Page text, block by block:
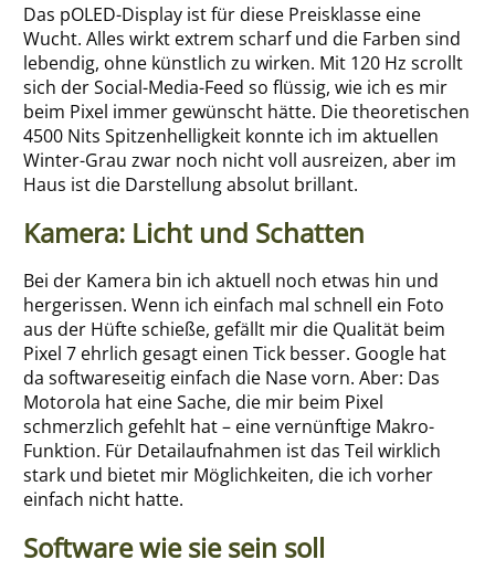
Das pOLED-Display ist für diese Preisklasse eine
Wucht. Alles wirkt extrem scharf und die Farben sind
lebendig, ohne künstlich zu wirken. Mit 120 Hz scrollt
sich der Social-Media-Feed so flüssig, wie ich es mir
beim Pixel immer gewünscht hätte. Die theoretischen
4500 Nits Spitzenhelligkeit konnte ich im aktuellen
Winter-Grau zwar noch nicht voll ausreizen, aber im
Haus ist die Darstellung absolut brillant.
Kamera: Licht und Schatten
Bei der Kamera bin ich aktuell noch etwas hin und
hergerissen. Wenn ich einfach mal schnell ein Foto
aus der Hüfte schieße, gefällt mir die Qualität beim
Pixel 7 ehrlich gesagt einen Tick besser. Google hat
da softwareseitig einfach die Nase vorn. Aber: Das
Motorola hat eine Sache, die mir beim Pixel
schmerzlich gefehlt hat – eine vernünftige Makro-
Funktion. Für Detailaufnahmen ist das Teil wirklich
stark und bietet mir Möglichkeiten, die ich vorher
einfach nicht hatte.
Software wie sie sein soll